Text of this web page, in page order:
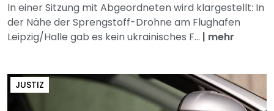
In einer Sitzung mit Abgeordneten wird klargestellt: In
der Nähe der Sprengstoff-Drohne am Flughafen
Leipzig/Halle gab es kein ukrainisches F... | mehr
JUSTIZ